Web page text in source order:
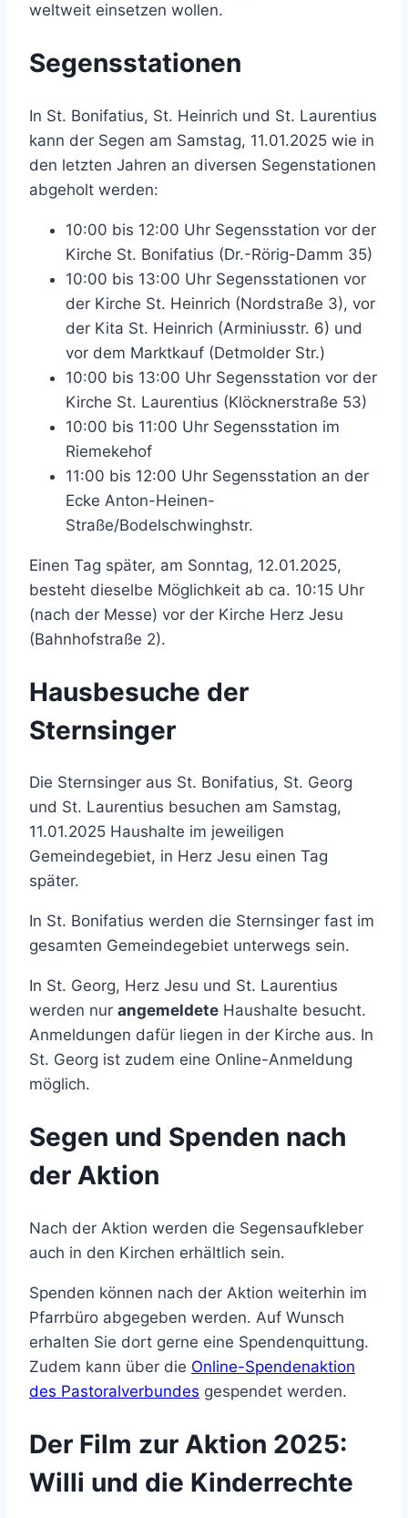
weltweit einsetzen wollen.
Segensstationen
In St. Bonifatius, St. Heinrich und St. Laurentius
kann der Segen am Samstag, 11.01.2025 wie in
den letzten Jahren an diversen Segenstationen
abgeholt werden:
10:00 bis 12:00 Uhr Segensstation vor der
Kirche St. Bonifatius (Dr.-Rörig-Damm 35)
10:00 bis 13:00 Uhr Segensstationen vor
der Kirche St. Heinrich (Nordstraße 3), vor
der Kita St. Heinrich (Arminiusstr. 6) und
vor dem Marktkauf (Detmolder Str.)
10:00 bis 13:00 Uhr Segensstation vor der
Kirche St. Laurentius (Klöcknerstraße 53)
10:00 bis 11:00 Uhr Segensstation im
Riemekehof
11:00 bis 12:00 Uhr Segensstation an der
Ecke Anton-Heinen-
Straße/Bodelschwinghstr.
Einen Tag später, am Sonntag, 12.01.2025,
besteht dieselbe Möglichkeit ab ca. 10:15 Uhr
(nach der Messe) vor der Kirche Herz Jesu
(Bahnhofstraße 2).
Hausbesuche der
Sternsinger
Die Sternsinger aus St. Bonifatius, St. Georg
und St. Laurentius besuchen am Samstag,
11.01.2025 Haushalte im jeweiligen
Gemeindegebiet, in Herz Jesu einen Tag
später.
In St. Bonifatius werden die Sternsinger fast im
gesamten Gemeindegebiet unterwegs sein.
In St. Georg, Herz Jesu und St. Laurentius
werden nur angemeldete Haushalte besucht.
Anmeldungen dafür liegen in der Kirche aus. In
St. Georg ist zudem eine Online-Anmeldung
möglich.
Segen und Spenden nach
der Aktion
Nach der Aktion werden die Segensaufkleber
auch in den Kirchen erhältlich sein.
Spenden können nach der Aktion weiterhin im
Pfarrbüro abgegeben werden. Auf Wunsch
erhalten Sie dort gerne eine Spendenquittung.
Zudem kann über die Online-Spendenaktion
des Pastoralverbundes gespendet werden.
Der Film zur Aktion 2025:
Willi und die Kinderrechte